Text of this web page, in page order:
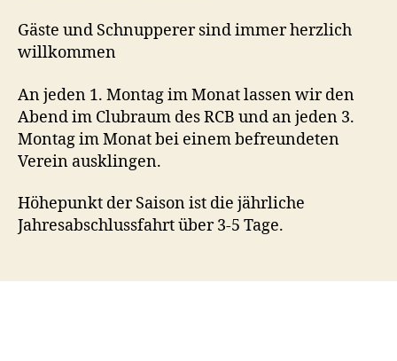
Gäste und Schnupperer sind immer herzlich
willkommen
An jeden 1. Montag im Monat lassen wir den
Abend im Clubraum des RCB und an jeden 3.
Montag im Monat bei einem befreundeten
Verein ausklingen.
Höhepunkt der Saison ist die jährliche
Jahresabschlussfahrt über 3-5 Tage.